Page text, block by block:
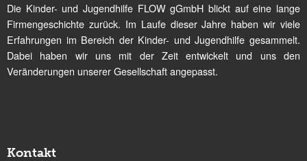
Die Kinder- und Jugendhilfe FLOW gGmbH blickt auf eine lange
Firmengeschichte zurück. Im Laufe dieser Jahre haben wir viele
Erfahrungen im Bereich der Kinder- und Jugendhilfe gesammelt.
Dabei haben wir uns mit der Zeit entwickelt und uns den
Veränderungen unserer Gesellschaft angepasst.
Kontakt